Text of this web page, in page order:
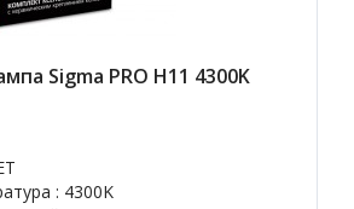
Sigma PRO H11 4300K
: 4300K